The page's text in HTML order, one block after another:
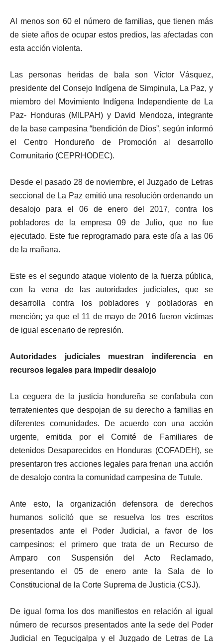
Al menos son 60 el número de familias, que tienen más
de siete años de ocupar estos predios, las afectadas con
esta acción violenta.
Las personas heridas de bala son Víctor Vásquez,
presidente del Consejo Indígena de Simpinula, La Paz, y
miembro del Movimiento Indígena Independiente de La
Paz- Honduras (MILPAH) y David Mendoza, integrante
de la base campesina “bendición de Dios”, según informó
el Centro Hondureño de Promoción al desarrollo
Comunitario (CEPRHODEC).
Desde el pasado 28 de noviembre, el Juzgado de Letras
seccional de La Paz emitió una resolución ordenando un
desalojo para el 06 de enero del 2017, contra los
pobladores de la empresa 09 de Julio, que no fue
ejecutado. Este fue reprogramado para este día a las 06
de la mañana.
Este es el segundo ataque violento de la fuerza pública,
con la vena de las autoridades judiciales, que se
desarrolla contra los pobladores y pobladoras en
mención; ya que el 11 de mayo de 2016 fueron víctimas
de igual escenario de represión.
Autoridades judiciales muestran indiferencia en
recursos legales para impedir desalojo
La ceguera de la justicia hondureña se confabula con
terratenientes que despojan de su derecho a familias en
diferentes comunidades. De acuerdo con una acción
urgente, emitida por el Comité de Familiares de
detenidos Desaparecidos en Honduras (COFADEH), se
presentaron tres acciones legales para frenan una acción
de desalojo contra la comunidad campesina de Tutule.
Ante esto, la organización defensora de derechos
humanos solicitó que se resuelva los tres escritos
presentados ante el Poder Judicial, a favor de los
campesinos; el primero que trata de un Recurso de
Amparo con Suspensión del Acto Reclamado,
presentando el 05 de enero ante la Sala de lo
Constitucional de la Corte Suprema de Justicia (CSJ).
De igual forma los dos manifiestos en relación al igual
número de recursos presentados ante la sede del Poder
Judicial en Tegucigalpa y el Juzgado de Letras de La